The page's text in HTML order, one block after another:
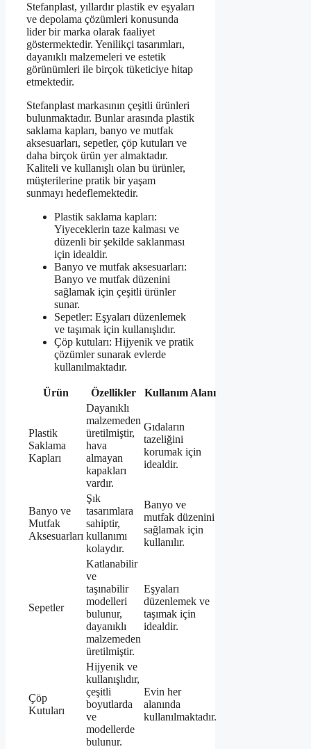
Stefanplast, yıllardır plastik ev eşyaları
ve depolama çözümleri konusunda
lider bir marka olarak faaliyet
göstermektedir. Yenilikçi tasarımları,
dayanıklı malzemeleri ve estetik
görünümleri ile birçok tüketiciye hitap
etmektedir.
Stefanplast markasının çeşitli ürünleri
bulunmaktadır. Bunlar arasında plastik
saklama kapları, banyo ve mutfak
aksesuarları, sepetler, çöp kutuları ve
daha birçok ürün yer almaktadır.
Kaliteli ve kullanışlı olan bu ürünler,
müşterilerine pratik bir yaşam
sunmayı hedeflemektedir.
Plastik saklama kapları:
Yiyeceklerin taze kalması ve
düzenli bir şekilde saklanması
için idealdir.
Banyo ve mutfak aksesuarları:
Banyo ve mutfak düzenini
sağlamak için çeşitli ürünler
sunar.
Sepetler: Eşyaları düzenlemek
ve taşımak için kullanışlıdır.
Çöp kutuları: Hijyenik ve pratik
çözümler sunarak evlerde
kullanılmaktadır.
Ürün Özellikler Kullanım Alanı
Plastik
Saklama
Kapları
Dayanıklı
malzemeden
üretilmiştir,
hava
almayan
kapakları
vardır.
Gıdaların
tazeliğini
korumak için
idealdir.
Banyo ve
Mutfak
Aksesuarları
Şık
tasarımlara
sahiptir,
kullanımı
kolaydır.
Banyo ve
mutfak düzenini
sağlamak için
kullanılır.
Sepetler
Katlanabilir
ve
taşınabilir
modelleri
bulunur,
dayanıklı
malzemeden
üretilmiştir.
Eşyaları
düzenlemek ve
taşımak için
idealdir.
Çöp
Kutuları
Hijyenik ve
kullanışlıdır,
çeşitli
boyutlarda
ve
modellerde
bulunur.
Evin her
alanında
kullanılmaktadır.